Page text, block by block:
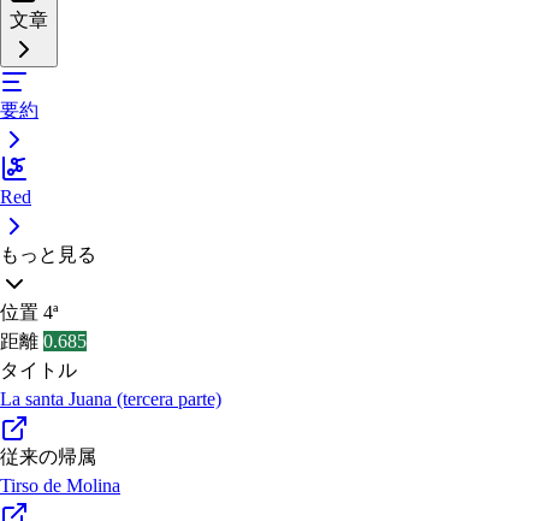
文章
要約
Red
もっと見る
位置 4ª
距離 0.685
タイトル
La santa Juana (tercera parte)
従来の帰属
Tirso de Molina